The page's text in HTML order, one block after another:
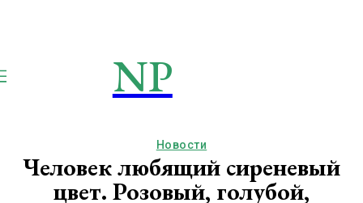
NP
Новости
Человек любящий сиреневый
цвет. Розовый, голубой,